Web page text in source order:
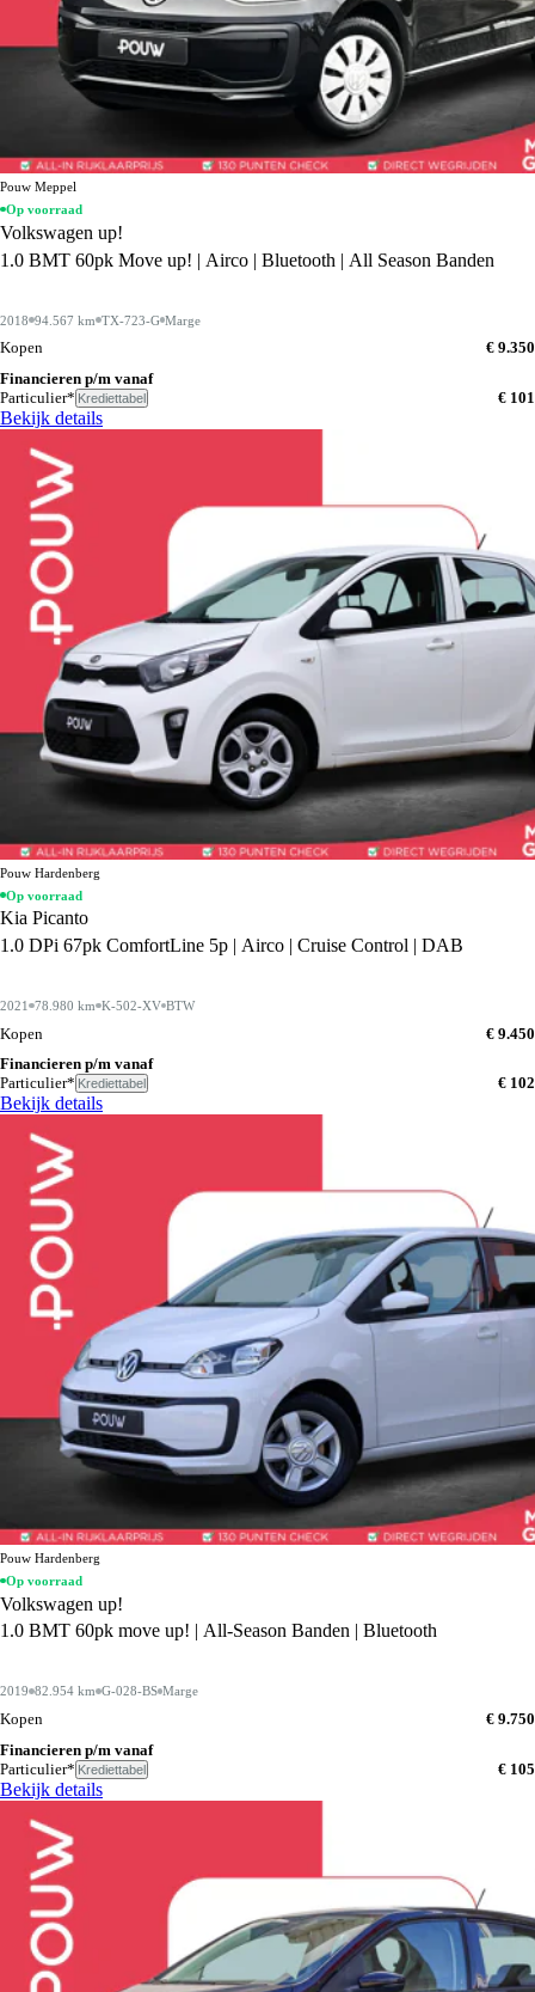
Pouw Meppel
Op voorraad
Volkswagen up!
1.0 BMT 60pk Move up! | Airco | Bluetooth | All Season Banden
2018 94.567 km TX-723-G Marge
Kopen
€ 9.350
Financieren p/m vanaf
Particulier* Krediettabel € 101
Bekijk details
Pouw Hardenberg
Op voorraad
Kia Picanto
1.0 DPi 67pk ComfortLine 5p | Airco | Cruise Control | DAB
2021 78.980 km K-502-XV BTW
Kopen
€ 9.450
Financieren p/m vanaf
Particulier* Krediettabel € 102
Bekijk details
Pouw Hardenberg
Op voorraad
Volkswagen up!
1.0 BMT 60pk move up! | All-Season Banden | Bluetooth
2019 82.954 km G-028-BS Marge
Kopen
€ 9.750
Financieren p/m vanaf
Particulier* Krediettabel € 105
Bekijk details